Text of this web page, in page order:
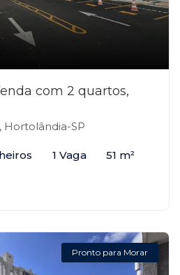
com 2 quartos,
Hortolândia-SP
1 Vaga 51 m²
Pronto para Morar